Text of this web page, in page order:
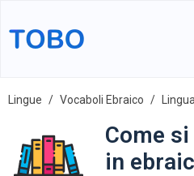
Lingue Vocaboli Ebraico
Come
in